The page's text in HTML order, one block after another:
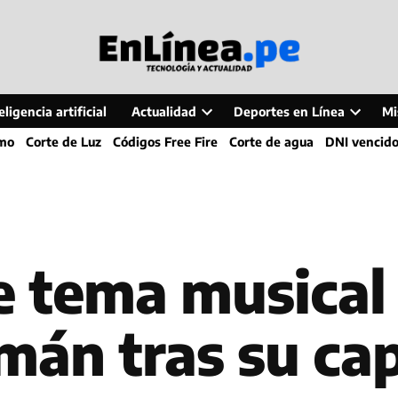
artificial Actualidad
Open
dropdown
Deportes en Línea
Open
dropdown
Corte de Luz Códigos Free Fire Corte de agua DNI vencido
tema
tras su